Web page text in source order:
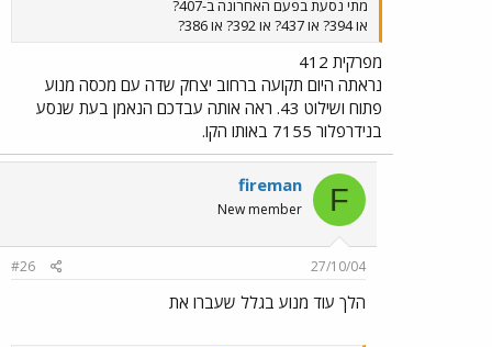
מתי נסעת בפעם האחרונה ב-407?
או 394? או 437? או 392? או 386?
מפרקית 412
נראתה היום תקועה ברחוב יצחק שדה עם מכסה מנוע
פתוח ושילוט 43. ראה אותה עבדכם הנאמן בעת שנסע
בנידרפלור 7155 באותו הקו.
F
fireman
New member
27/10/04
#26
הלך עוד מנוע בגלל שעברו את